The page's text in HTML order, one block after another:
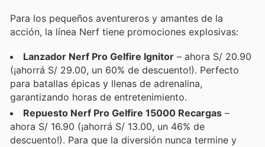
Para los pequeños aventureros y amantes de la
acción, la línea Nerf tiene promociones explosivas:
Lanzador Nerf Pro Gelfire Ignitor – ahora S/ 20.90
(¡ahorrá S/ 29.00, un 60% de descuento!). Perfecto
para batallas épicas y llenas de adrenalina,
garantizando horas de entretenimiento.
Repuesto Nerf Pro Gelfire 15000 Recargas –
ahora S/ 16.90 (¡ahorrá S/ 13.00, un 46% de
descuento!). Para que la diversión nunca termine y